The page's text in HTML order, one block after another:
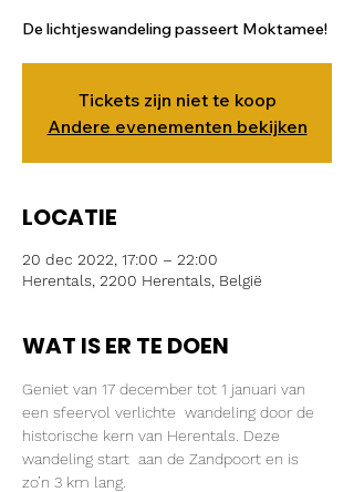
De lichtjeswandeling passeert Moktamee!
Tickets zijn niet te koop
Andere evenementen bekijken
LOCATIE
20 dec 2022, 17:00 – 22:00
Herentals, 2200 Herentals, België
WAT IS ER TE DOEN
Geniet van 17 december tot 1 januari van
een sfeervol verlichte  wandeling door de
historische kern van Herentals. Deze
wandeling start  aan de Zandpoort en is
zo’n 3 km lang.